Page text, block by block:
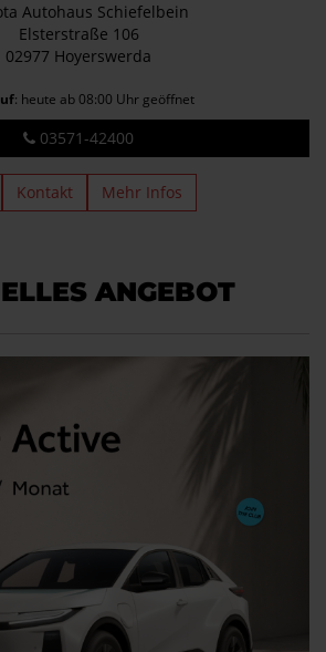
Autohaus Schiefelbein
Elsterstraße 106
02977 Hoyerswerda
: heute ab 08:00 Uhr geöffnet
03571-42400
Kontakt Mehr Infos
ANGEBOT